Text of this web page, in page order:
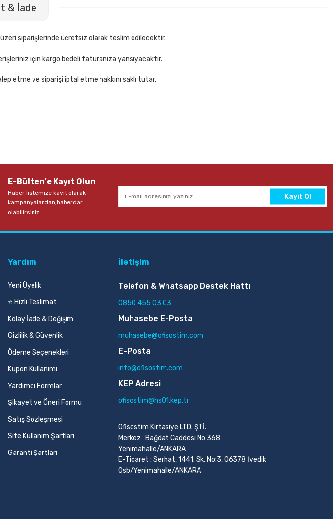
& İade
siparişlerinde ücretsiz olarak teslim edilecektir.
için kargo bedeli faturanıza yansıyacaktır.
etme ve siparişi iptal etme hakkını saklı tutar.
E-Bülten'e Kayıt Olun
Haber listemize kayıt olarak
kampanyalardan,haberdar
olabilirsiniz.
Kayıt Ol
Yardım
Yeni Üyelik
⭐ Hızlı Teslimat
Kolay İade & Değişim
Gizlilik & Güvenlik
Ödeme Seçenekleri
Kupon Kullanımı
Yardımcı Formlar
Şikayet ve Öneri Formu
Satış Sözleşmesi
Site Kullanım Şartları
Garanti Şartları
İletişim
Telefon & Whatsapp Destek Hattı
0850 455 03 03
Muhasebe E-Posta
muhasebe@ofisostim.com
E-Posta
info@ofisostim.com
KEP Adresi
ofisostim@hs01.kep.tr
Ofisostim Kırtasiye LTD. ŞTİ.
Merkez : Bağdat Caddesi No:368
Yenimahalle/ANKARA
E-Ticaret : Serhat, 1441. Sk. No:3, 06378 İvedik
Osb/Yenimahalle/ANKARA